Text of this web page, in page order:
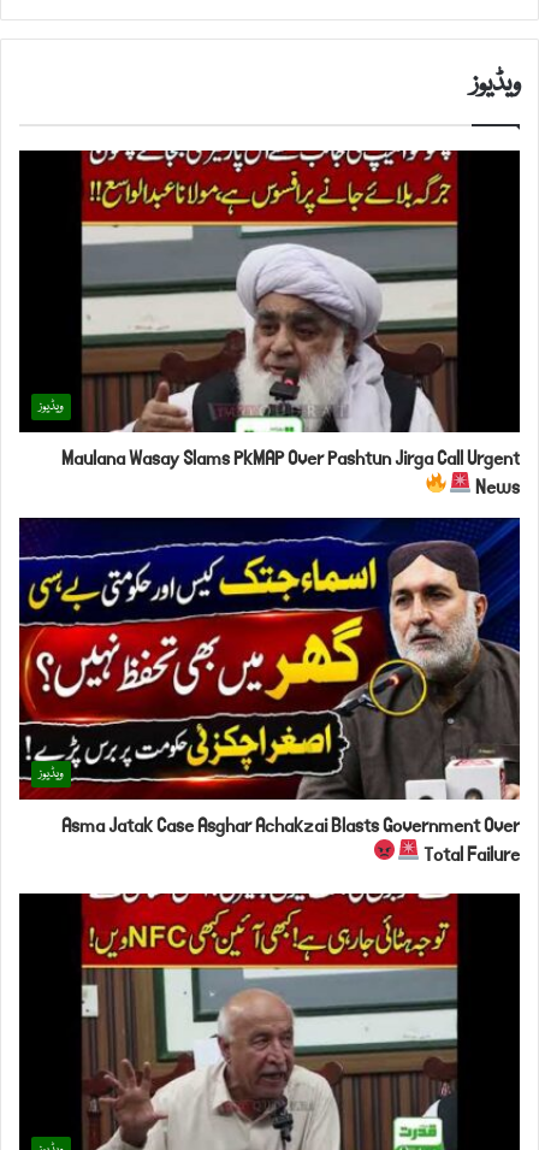
ویڈیوز
ویڈیوز
Maulana Wasay Slams PkMAP Over Pashtun Jirga Call Urgent
News
ویڈیوز
Asma Jatak Case Asghar Achakzai Blasts Government Over
Total Failure